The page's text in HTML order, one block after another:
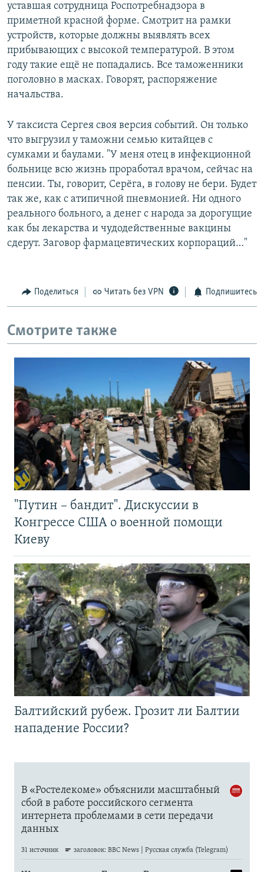
уставшая сотрудница Роспотребнадзора в
приметной красной форме. Смотрит на рамки
устройств, которые должны выявлять всех
прибывающих с высокой температурой. В этом
году такие ещё не попадались. Все таможенники
поголовно в масках. Говорят, распоряжение
начальства.
У таксиста Сергея своя версия событий. Он только
что выгрузил у таможни семью китайцев с
сумками и баулами. "У меня отец в инфекционной
больнице всю жизнь проработал врачом, сейчас на
пенсии. Ты, говорит, Серёга, в голову не бери. Будет
так же, как с атипичной пневмонией. Ни одного
реального больного, а денег с народа за дорогущие
как бы лекарства и чудодейственные вакцины
сдерут. Заговор фармацевтических корпораций…"
Поделиться Читать без VPN Подпишитесь
Смотрите также
"Путин – бандит". Дискуссии в
Конгрессе США о военной помощи
Киеву
Балтийский рубеж. Грозит ли Балтии
нападение России?